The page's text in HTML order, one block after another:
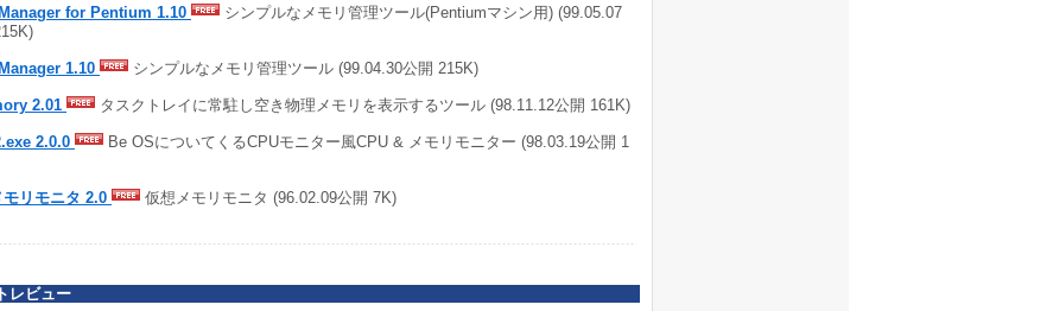
for Pentium 1.10
シンプルなメモリ管理ツール(Pentiumマシン用) (99.05.07
1.10 シンプルなメモリ管理ツール (99.04.30公開 215K)
2.01 タスクトレイに常駐し空き物理メモリを表示するツール (98.11.12公開 161K)
2.0.0
Be OSについてくるCPUモニター風CPU & メモリモニター (98.03.19公開 1
モリモニタ 2.0 仮想メモリモニタ (96.02.09公開 7K)
レビュー